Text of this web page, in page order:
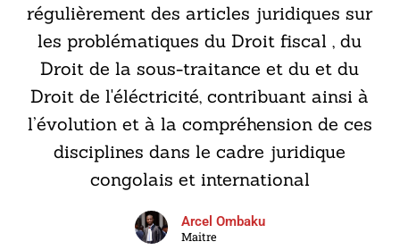
régulièrement des articles juridiques sur
les problématiques du Droit fiscal , du
Droit de la sous-traitance et du et du
Droit de l'éléctricité, contribuant ainsi à
l’évolution et à la compréhension de ces
disciplines dans le cadre juridique
congolais et international
Arcel Ombaku
Maitre